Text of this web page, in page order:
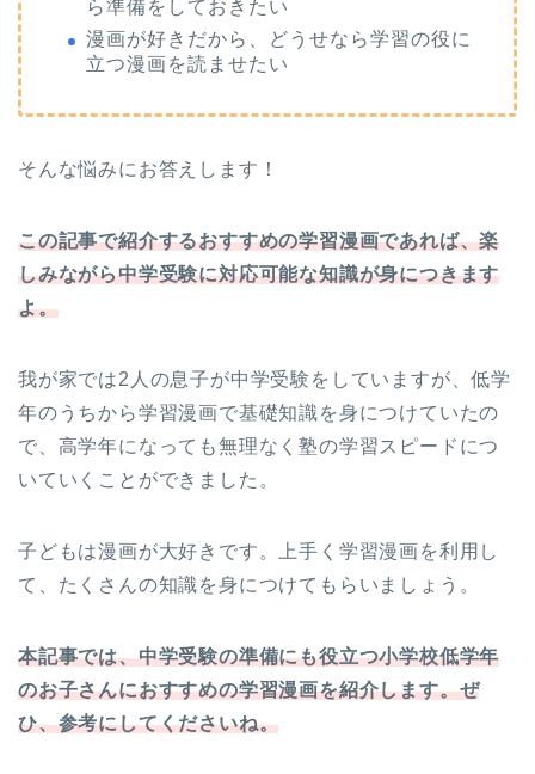
ら準備をしておきたい
漫画が好きだから、どうせなら学習の役に
立つ漫画を読ませたい
そんな悩みにお答えします！
この記事で紹介するおすすめの学習漫画であれば、楽
しみながら中学受験に対応可能な知識が身につきます
よ。
我が家では2人の息子が中学受験をしていますが、低学
年のうちから学習漫画で基礎知識を身につけていたの
で、高学年になっても無理なく塾の学習スピードにつ
いていくことができました。
子どもは漫画が大好きです。上手く学習漫画を利用し
て、たくさんの知識を身につけてもらいましょう。
本記事では、中学受験の準備にも役立つ小学校低学年
のお子さんにおすすめの学習漫画を紹介します。ぜ
ひ、参考にしてくださいね。